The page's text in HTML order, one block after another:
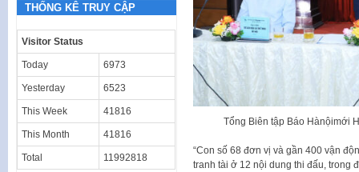
Tổng Biên tập Báo Hànộimới
“Con số 68 đơn vị và gần 400 vận
tranh tài ở 12 nội dung thi đấu, trong
THỐNG KÊ TRUY CẬP
Visitor Status
Today 6973
Yesterday 6523
This Week 41816
This Month 41816
Total 11992818